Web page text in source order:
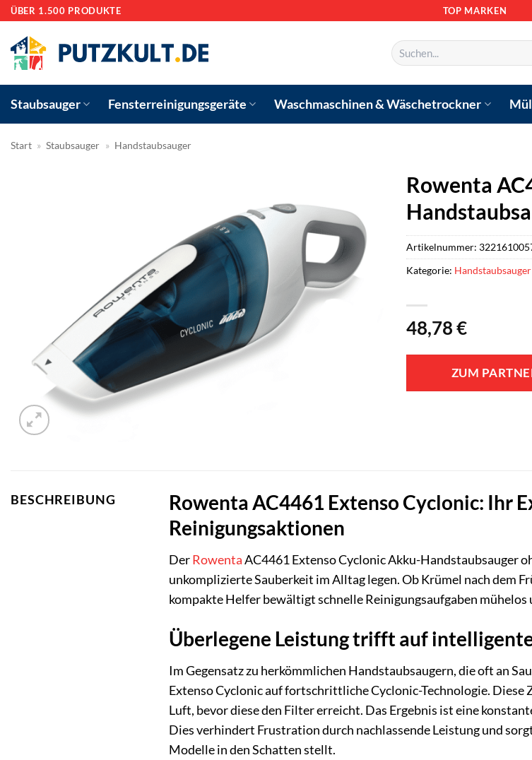
Zum
springen
ÜBER 1.500 PRODUKTE TOP MARKEN
Suchen
nach:
Staubsauger Fensterreinigungsgeräte Waschmaschinen & Wäschetrockner
Start » Staubsauger » Handstaubsauger
Rowenta
48,78€
ZUM
Artikelnummer:
Kategorie: Handstaubsauger
BESCHREIBUNG
Rowenta AC4461 Extenso Cyclonic: Ihr
Reinigungsaktionen
DerRowentaAC4461 Extenso Cyclonic Akku-Handstaubsauger
unkomplizierte Sauberkeit im Alltag legen. Ob Krümel nach dem
kompakte Helfer bewältigt schnelle Reinigungsaufgaben
Überlegene Leistung trifft auf
Im Gegensatz zu herkömmlichen Handstaubsaugern, die oft an
Extenso Cyclonic auf fortschrittliche Cyclonic-Technologie.
Luft, bevor diese den Filter erreicht. Das Ergebnis ist eine
Dies verhindert Frustration durch nachlassende Leistung und
Modelle in den Schatten stellt.